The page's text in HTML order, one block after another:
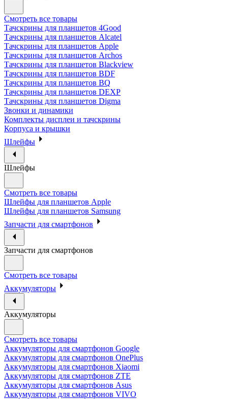
Смотреть все товары
Тачскрины для планшетов 4Good
Тачскрины для планшетов Alcatel
Тачскрины для планшетов Apple
Тачскрины для планшетов Archos
Тачскрины для планшетов Blackview
Тачскрины для планшетов BDF
Тачскрины для планшетов BQ
Тачскрины для планшетов DEXP
Тачскрины для планшетов Digma
Звонки и динамики
Комплекты дисплеи и тачскрины
Корпуса и крышки
Шлейфы
Шлейфы
Смотреть все товары
Шлейфы для планшетов Apple
Шлейфы для планшетов Samsung
Запчасти для смартфонов
Запчасти для смартфонов
Смотреть все товары
Аккумуляторы
Аккумуляторы
Смотреть все товары
Аккумуляторы для смартфонов Google
Аккумуляторы для смартфонов OnePlus
Аккумуляторы для смартфонов Xiaomi
Аккумуляторы для смартфонов ZTE
Аккумуляторы для cмартфонов Asus
Аккумуляторы для смартфонов VIVO